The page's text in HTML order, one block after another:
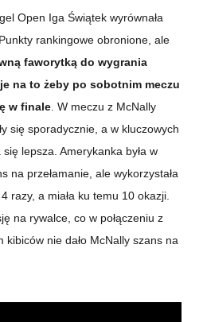
Open Iga Świątek wyrównała
rankingowe obronione, ale
faworytką do wygrania
na to żeby po sobotnim meczu
w finale . W meczu z McNally
się sporadycznie, a w kluczowych
lepsza. Amerykanka była w
na przełamanie, ale wykorzystała
razy, a miała ku temu 10 okazji.
na rywalce, co w połączeniu z
kibiców nie dało McNally szans na